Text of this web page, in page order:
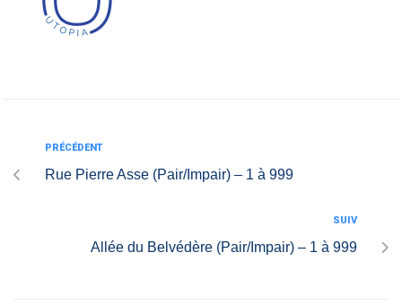
PRÉCÉDENT
Rue Pierre Asse (Pair/Impair) – 1 à 999
SUIV
Allée du Belvédère (Pair/Impair) – 1 à 999